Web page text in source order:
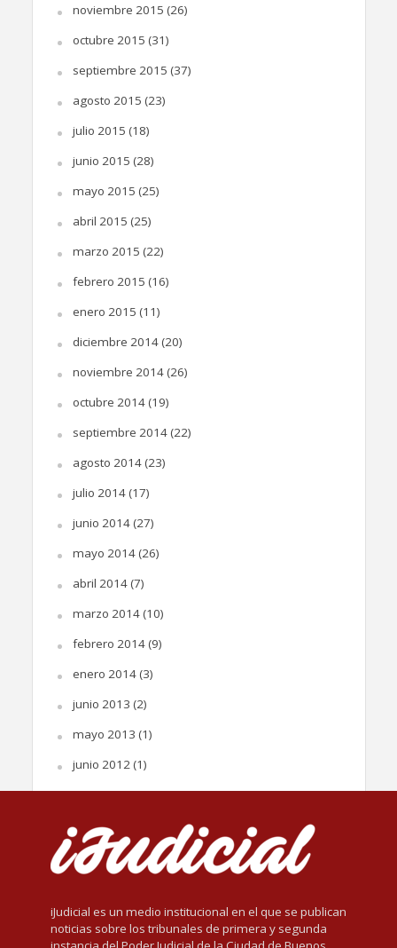
noviembre 2015 (26)
octubre 2015 (31)
septiembre 2015 (37)
agosto 2015 (23)
julio 2015 (18)
junio 2015 (28)
mayo 2015 (25)
abril 2015 (25)
marzo 2015 (22)
febrero 2015 (16)
enero 2015 (11)
diciembre 2014(20)
noviembre 2014(26)
octubre 2014(19)
septiembre 2014(22)
agosto 2014(23)
julio 2014(17)
junio 2014(27)
mayo 2014(26)
abril 2014(7)
marzo 2014(10)
febrero 2014(9)
enero 2014(3)
junio 2013 (2)
mayo 2013 (1)
junio 2012(1)
iJudicial es un medio institucional en el que se publican
noticias sobre los tribunales de primera y segunda